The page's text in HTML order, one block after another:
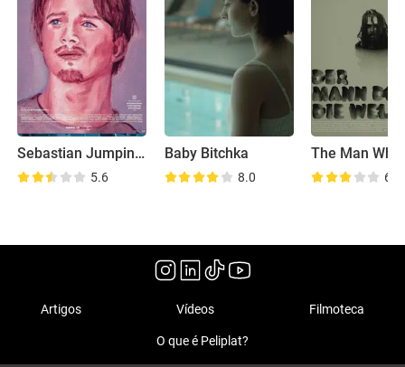
Sebastian Jumping Fences
5.6
Baby Bitchka
8.0 6.4
Artigos Vídeos Filmoteca
O que é Peliplat?